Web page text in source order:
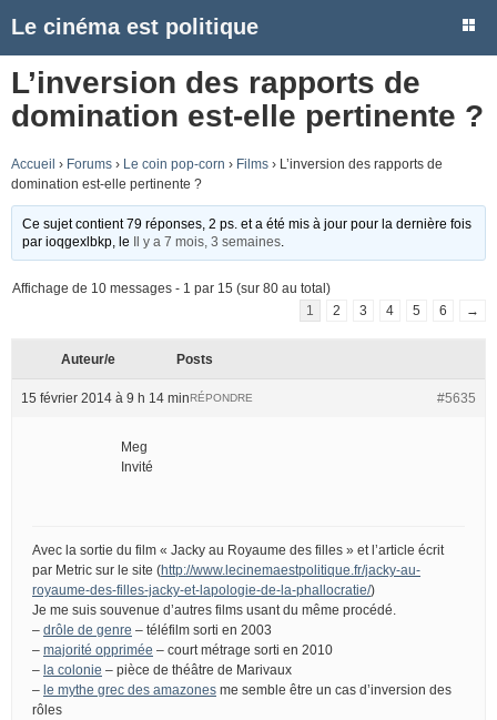
Le cinéma est politique
L’inversion des rapports de
domination est-elle pertinente ?
Accueil › Forums › Le coin pop-corn › Films › L’inversion des rapports de
domination est-elle pertinente ?
Ce sujet contient 79 réponses, 2 ps. et a été mis à jour pour la dernière fois
parioqgexlbkp , le Il y a 7 mois, 3 semaines
Affichage de 10 messages - 1 par 15 (sur 80 au total)
1
2 3 4 5 6 →
Auteur/e Posts
15 février 2014 à 9 h 14 min #5635
RÉPONDRE
Meg
Invité
Avec la sortie du film « Jacky au Royaume des filles » et l’article écrit
par Metric sur le site (http://www.lecinemaestpolitique.fr/jacky-au-
royaume-des-filles-jacky-et-lapologie-de-la-phallocratie/)
Je me suis souvenue d’autres films usant du même procédé.
– drôle de genre – téléfilm sorti en 2003
– majorité opprimée – court métrage sorti en 2010
– la colonie – pièce de théâtre de Marivaux
– le mythe grec des amazones me semble être un cas d’inversion des
rôles